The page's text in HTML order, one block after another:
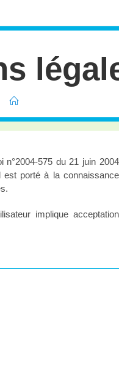
575 du 21 juin 2004
est porté à la connaissance
implique acceptation